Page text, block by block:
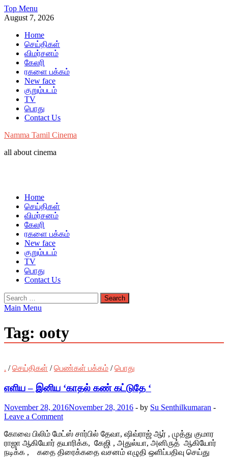
Skip
to
Top Menu
August 7, 2026
Home
செய்திகள்
விமர்சனம்
கேலரி
ரகளை பக்கம்
New face
குறும்படம்
TV
பொது
Contact Us
Namma Tamil Cinema
all about cinema
Home
செய்திகள்
விமர்சனம்
கேலரி
ரகளை பக்கம்
New face
குறும்படம்
TV
பொது
Contact Us
Search
for:
Main Menu
Tag: ooty
. /செய்திகள் /பெண்கள் பக்கம் /பொது
எளிய – இனிய ‘காதல் கண் கட்டுதே ‘
November 28, 2016November 28, 2016 - by Su Senthilkumaran -
Leave a Comment
கோவை பிலிம் மேட்ஸ் சார்பில் தேவா, ஷிவ்ராஜ் ஆர் , முத்து குமார
ராஜா ஆகியோர் தயாரிக்க, கேஜி , அதுல்யா, அனிருத் ஆகியோர்
நடிக்க , கதை திரைக்கதை வசனம் எழுதி ஒளிப்பதிவு செய்து